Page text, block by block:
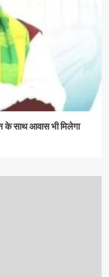
के साथ आवास भी मिलेगा